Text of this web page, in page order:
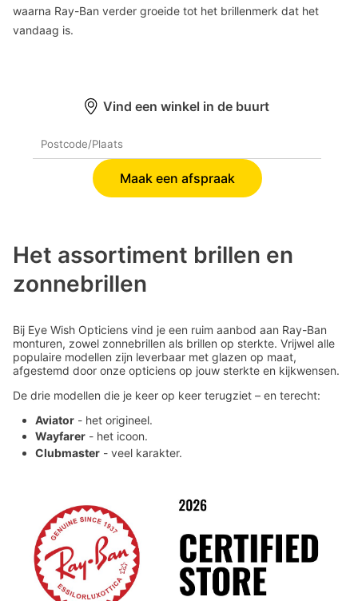
waarna Ray-Ban verder groeide tot het brillenmerk dat het
vandaag is.
Vind een winkel in de buurt
Maak een afspraak
Het assortiment brillen en
zonnebrillen
Bij Eye Wish Opticiens vind je een ruim aanbod aan Ray-Ban
monturen, zowel zonnebrillen als brillen op sterkte. Vrijwel alle
populaire modellen zijn leverbaar met glazen op maat,
afgestemd door onze opticiens op jouw sterkte en kijkwensen.
De drie modellen die je keer op keer terugziet – en terecht:
Aviator - het origineel.
Wayfarer - het icoon.
Clubmaster - veel karakter.